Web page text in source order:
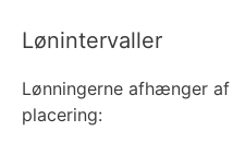
Lønintervaller
Lønningerne afhænger
placering: